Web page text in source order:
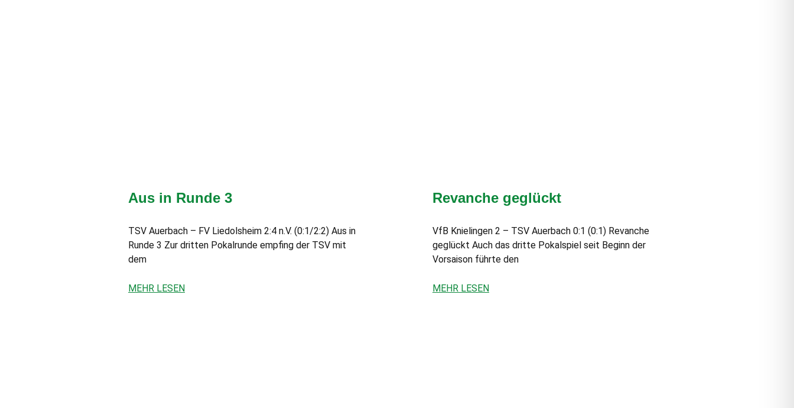
Aus in Runde 3
TSV Auerbach – FV Liedolsheim 2:4 n.V. (0:1/2:2) Aus in
Runde 3 Zur dritten Pokalrunde empfing der TSV mit
dem
MEHR LESEN
Revanche geglückt
VfB Knielingen 2 – TSV Auerbach 0:1 (0:1) Revanche
geglückt Auch das dritte Pokalspiel seit Beginn der
Vorsaison führte den
MEHR LESEN